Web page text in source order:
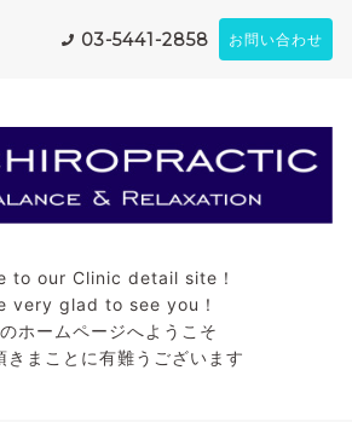
03-5441-2858 お問い合わせ
to our Clinic detail site！
very glad to see you！
ホームページへようこそ
きまことに有難うございます